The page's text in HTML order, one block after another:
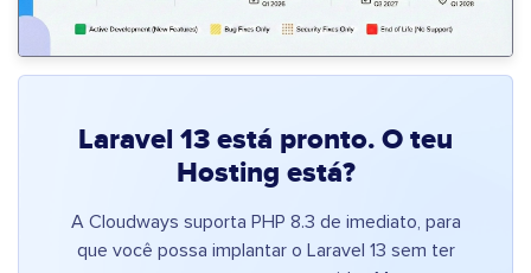
Laravel 13 está pronto. O teu
Hosting está?
A Cloudways suporta PHP 8.3 de imediato, para
que você possa implantar o Laravel 13 sem ter